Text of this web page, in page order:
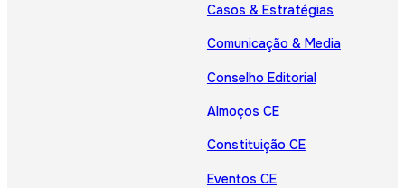
Casos & Estratégias
Comunicação & Media
Conselho Editorial
Almoços CE
Constituição CE
Eventos CE